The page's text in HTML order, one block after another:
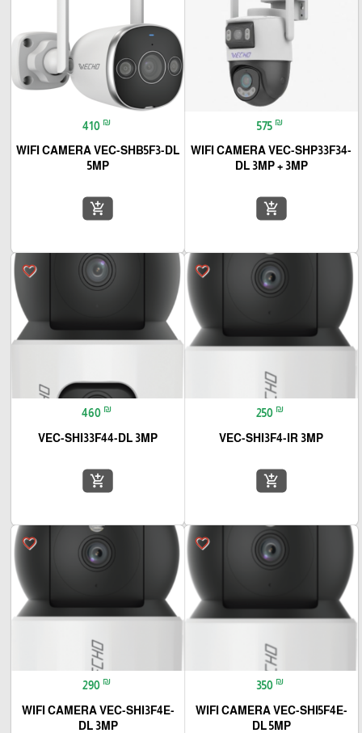
575 ₪
WIFI CAMERA VEC-SHP33F34-
DL 3MP + 3MP
add_shopping_cart
410 ₪
WIFI CAMERA VEC-SHB5F3-DL
5MP
add_shopping_cart
favorite_border
250 ₪
VEC-SHI3F4-IR 3MP
add_shopping_cart
favorite_border
460 ₪
VEC-SHI33F44-DL 3MP
add_shopping_cart
favorite_border
350 ₪
WIFI CAMERA VEC-SHI5F4E-
DL 5MP
favorite_border
290 ₪
WIFI CAMERA VEC-SHI3F4E-
DL 3MP